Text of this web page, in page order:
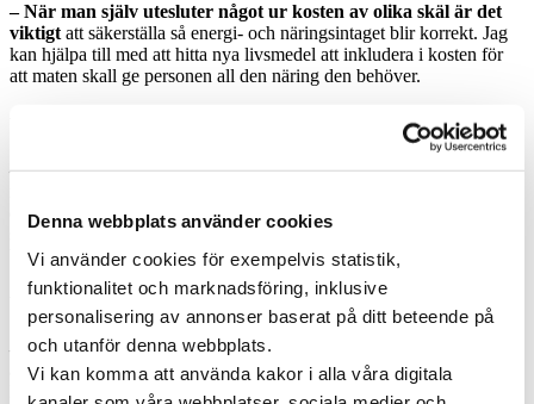
Denna webbplats använder cookies
Vi använder cookies för exempelvis statistik,
funktionalitet och marknadsföring, inklusive
personalisering av annonser baserat på ditt beteende på
och utanför denna webbplats.
Vi kan komma att använda kakor i alla våra digitala
– När man själv utesluter något ur kosten av olika skäl är det
viktigtatt säkerställa så energi- och näringsintaget blir korrekt. Jag
kan hjälpa till med att hitta nya livsmedel att inkludera i kosten för
att maten skall ge personen all den näring den behöver.
– Jag träffar patienter med allergier mot ägg, spannmål,
de flesta födoämnen som finns i vår kost. Jag träffar även patienter
som har överkänsligheter mot vissa ämnen i maten, exempelvis
biogena aminer, och intoleranser såsom laktosintolerans.
Varför det är viktigt att söka hjälp om man misstänker matallergi?
– Allergiska reaktioner kan bli mycket allvarliga. Det är
att få en grundlig utredning om man misstänker allergiska besvär.
Man behöver utröna vad kroppen inte tål och kunna exkludera rätt